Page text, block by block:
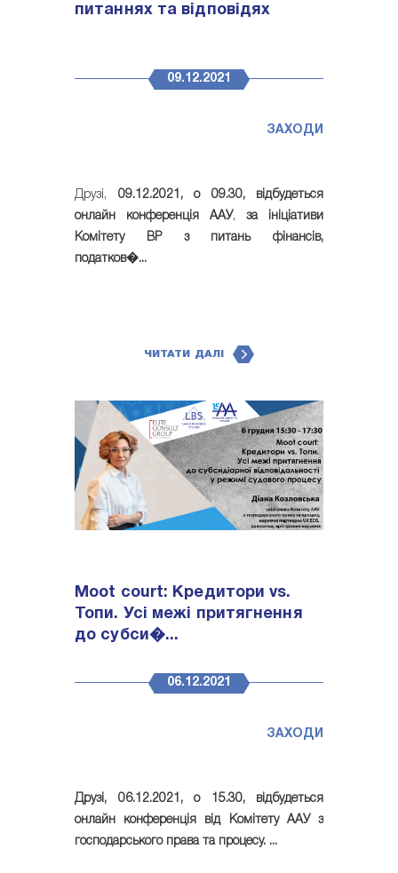
питаннях та відповідях
09.12.2021
ЗАХОДИ
Друзі, 09.12.2021, о 09.30, відбудеться
онлайн конференція ААУ, за ініціативи
Комітету ВР з питань фінансів,
податков�...
ЧИТАТИ ДАЛІ
Moot court: Кредитори vs.
Топи. Усі межі притягнення
до субси�...
06.12.2021
ЗАХОДИ
Друзі, 06.12.2021 , о 15.30, відбудеться
онлайн конференція від Комітету ААУ з
господарського права та процесу. ...